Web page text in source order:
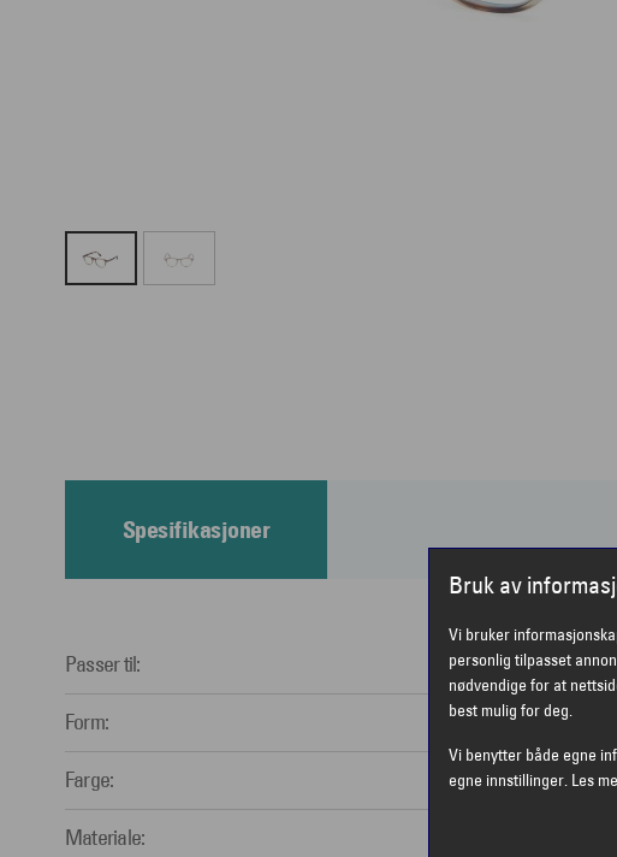
Spesifikasjoner
Passer til: Herre
Form: Oval
Farge: Multi
Materiale:
Bruk av
Vi bruker
personlig tilpasset
nødvendige for at
best mulig for deg.
Vi benytter både egne
egne innstillinger. Les